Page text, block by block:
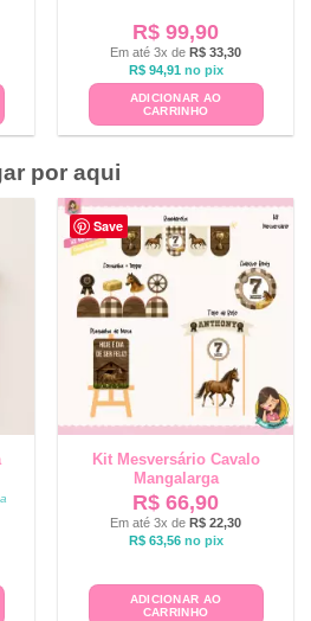
R$ 99,90
Em até 3x de R$ 33,30
R$94,91 no pix
ADICIONAR AO
CARRINHO
por aqui
Save
Kit Mesversário Cavalo
Mangalarga
R$ 66,90
Em até 3x de R$ 22,30
R$63,56 no pix
ADICIONAR AO
CARRINHO